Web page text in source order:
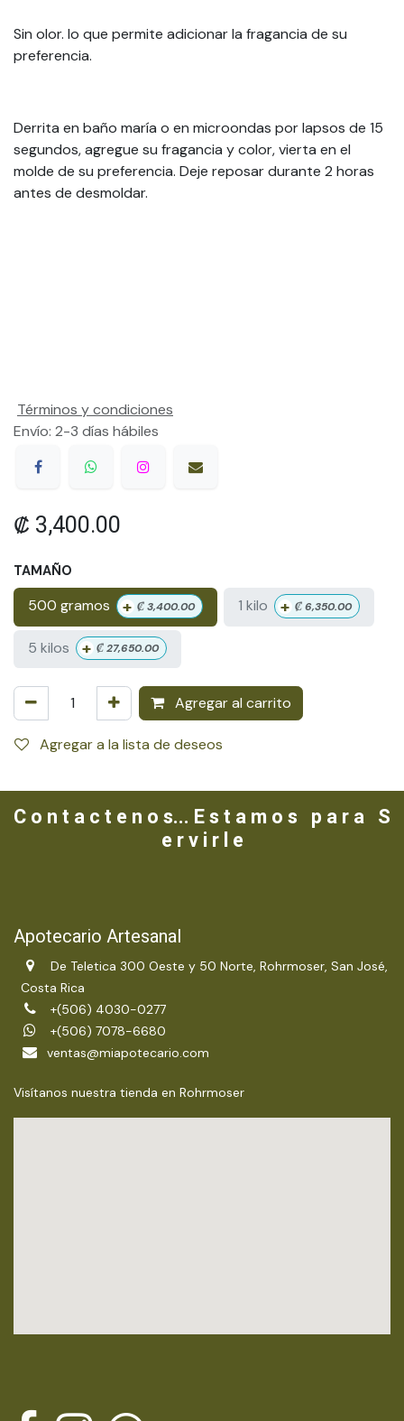
Sin olor. lo que permite adicionar la fragancia de su
preferencia.
Derrita en baño maría o en microondas por lapsos de 15
segundos, agregue su fragancia y color, vierta en el
molde de su preferencia. Deje reposar durante 2 horas
antes de desmoldar.
₡ 3,400.00
TAMAÑO
500 gramos + ₡3,400.00 1 kilo + ₡6,350.00
5 kilos + ₡27,650.00
Agregar al carrito
Agregar a la lista de deseos
Términos y condiciones
Envío: 2-3 días hábiles
C o n t a c t e n o s... E s t a m o s p a r a S
e r v i r l e
Apotecario Artesanal
De Teletica 300 Oeste y 50 Norte, Rohrmoser, San José,
Costa Rica
+(506) 4030-0277
+(506) 7078-6680
ventas@miapotecario.com
Visítanos nuestra tienda en Rohrmoser